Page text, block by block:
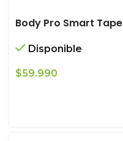
Body Pro Smart Tape
Disponible
$59.990